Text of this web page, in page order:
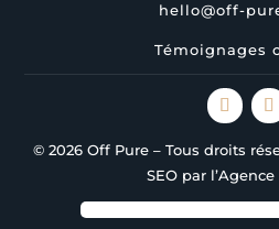
hello@off-
Témoignages
© 2026 Off Pure – Tous droits
SEO par